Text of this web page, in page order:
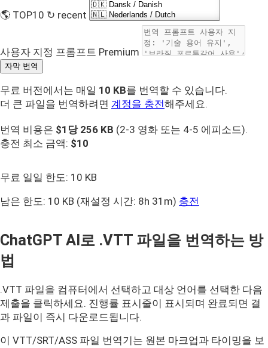
🌎 TOP10 ↻ recent
사용자 지정 프롬프트 Premium
자막 번역
무료 버전에서는 매일 10 KB를 번역할 수 있습니다.
더 큰 파일을 번역하려면 계정을 충전해주세요.
번역 비용은 $1당 256 KB (2-3 영화 또는 4-5 에피소드).
충전 최소 금액: $10
무료 일일 한도: 10 KB
남은 한도: 10 KB (재설정 시간: 8h 31m) 충전
ChatGPT AI로 .VTT 파일을 번역하는 방
법
.VTT 파일을 컴퓨터에서 선택하고 대상 언어를 선택한 다음
제출을 클릭하세요. 진행률 표시줄이 표시되며 완료되면 결
과 파일이 즉시 다운로드됩니다.
이 VTT/SRT/ASS 파일 번역기는 원본 마크업과 타이밍을 보